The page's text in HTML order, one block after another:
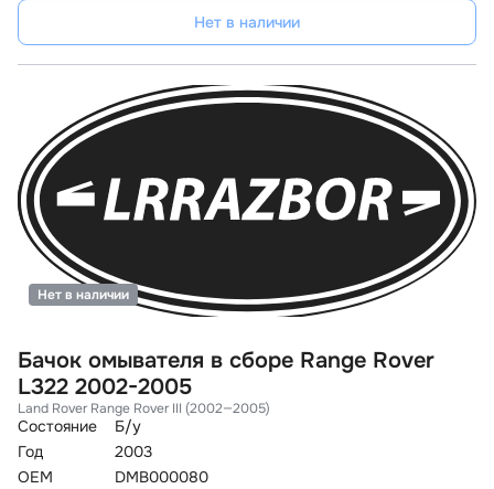
Нет в наличии
Бачок омывателя в сборе Range Rover
L322 2002-2005
Land Rover Range Rover III (2002—2005)
Состояние
Б/у
Год
2003
OEM
DMB000080
Нет в наличии